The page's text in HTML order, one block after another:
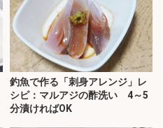
釣魚で作る「刺身アレンジ」レ
シピ：マルアジの酢洗い 4～5
分漬ければOK